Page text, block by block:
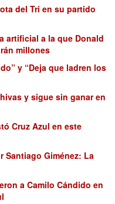
del Tri en su partido
artificial a la que Donald
millones
y “Deja que ladren los
y sigue sin ganar en
Cruz Azul en este
Santiago Giménez: La
a Camilo Cándido en